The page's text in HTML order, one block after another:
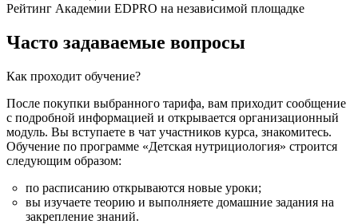
Рейтинг Академии EDPRO на независимой площадке
Часто задаваемые вопросы
Как проходит обучение?
После покупки выбранного тарифа, вам приходит сообщение
с подробной информацией и открывается организационный
модуль. Вы вступаете в чат участников курса, знакомитесь.
Обучение по программе «Детская нутрициология» строится
следующим образом:
по расписанию открываются новые уроки;
вы изучаете теорию и выполняете домашние задания на
закрепление знаний.